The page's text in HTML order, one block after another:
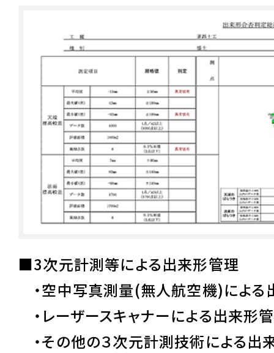
■3次元計測等による出来形管理
・空中写真測量(無人航空機)によ
・レーザースキャナーによる出来形
・その他の３次元計測技術による